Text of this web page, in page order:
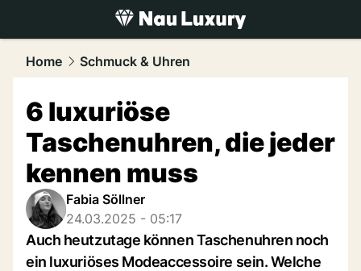
luxury.NAU.ch
Home Schmuck & Uhren
6 luxuriöse
Taschenuhren, die jeder
kennen muss
Fabia Söllner
24.03.2025 - 05:17
Auch heutzutage können Taschenuhren noch
ein luxuriöses Modeaccessoire sein. Welche